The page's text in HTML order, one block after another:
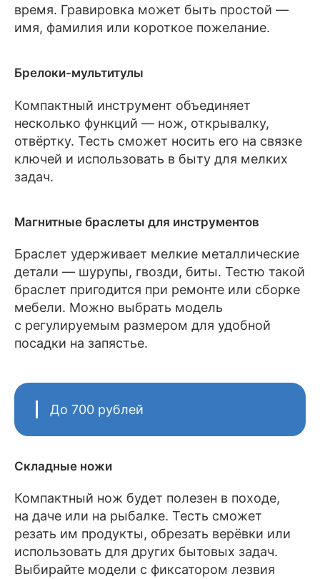
время. Гравировка может быть простой —
имя, фамилия или короткое пожелание.
Брелоки-мультитулы
Компактный инструмент объединяет
несколько функций — нож, открывалку,
отвёртку. Тесть сможет носить его на связке
ключей и использовать в быту для мелких
задач.
Магнитные браслеты для инструментов
Браслет удерживает мелкие металлические
детали — шурупы, гвозди, биты. Тестю такой
браслет пригодится при ремонте или сборке
мебели. Можно выбрать модель
с регулируемым размером для удобной
посадки на запястье.
До 700 рублей
Складные ножи
Компактный нож будет полезен в походе,
на даче или на рыбалке. Тесть сможет
резать им продукты, обрезать верёвки или
использовать для других бытовых задач.
Выбирайте модели с фиксатором лезвия